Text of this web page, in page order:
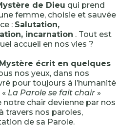
de Dieu qui prend
femme, choisie et sauvée
: Salutation,
incarnation . Tout est
accueil en nos vies ?
écrit en quelques
nos yeux, dans nos
pour toujours à l’humanité
La Parole se fait chair»
notre chair devienne par nos
travers nos paroles,
de sa Parole.